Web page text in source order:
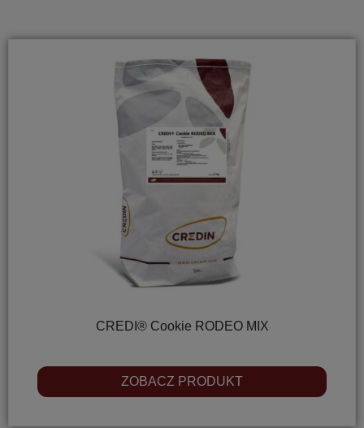
CREDI® Cookie RODEO MIX
ZOBACZ PRODUKT